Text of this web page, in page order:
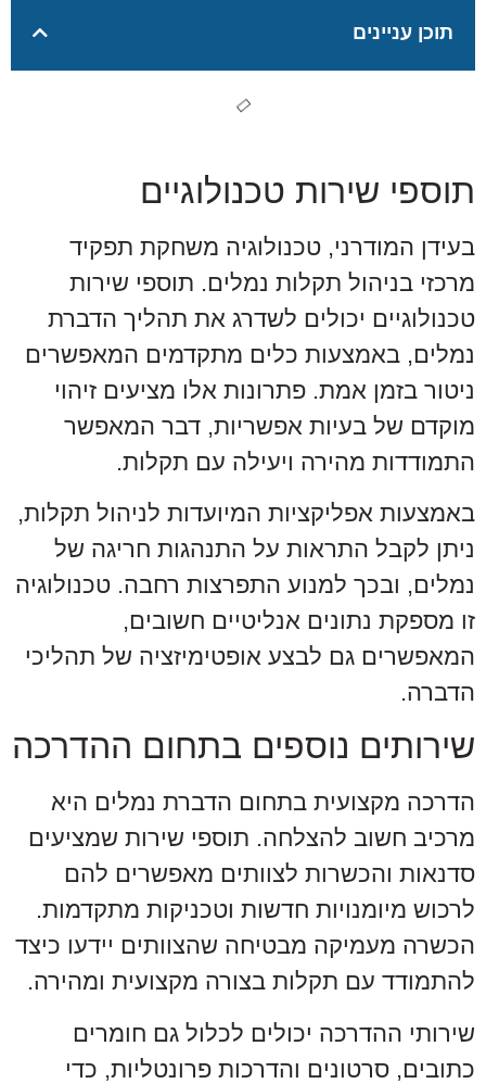
תוכן עניינים
תוספי שירות טכנולוגיים
בעידן המודרני, טכנולוגיה משחקת תפקיד
מרכזי בניהול תקלות נמלים. תוספי שירות
טכנולוגיים יכולים לשדרג את תהליך הדברת
נמלים, באמצעות כלים מתקדמים המאפשרים
ניטור בזמן אמת. פתרונות אלו מציעים זיהוי
מוקדם של בעיות אפשריות, דבר המאפשר
התמודדות מהירה ויעילה עם תקלות.
באמצעות אפליקציות המיועדות לניהול תקלות,
ניתן לקבל התראות על התנהגות חריגה של
נמלים, ובכך למנוע התפרצות רחבה. טכנולוגיה
זו מספקת נתונים אנליטיים חשובים,
המאפשרים גם לבצע אופטימיזציה של תהליכי
הדברה.
שירותים נוספים בתחום ההדרכה
הדרכה מקצועית בתחום הדברת נמלים היא
מרכיב חשוב להצלחה. תוספי שירות שמציעים
סדנאות והכשרות לצוותים מאפשרים להם
לרכוש מיומנויות חדשות וטכניקות מתקדמות.
הכשרה מעמיקה מבטיחה שהצוותים יידעו כיצד
להתמודד עם תקלות בצורה מקצועית ומהירה.
שירותי ההדרכה יכולים לכלול גם חומרים
כתובים, סרטונים והדרכות פרונטליות, כדי